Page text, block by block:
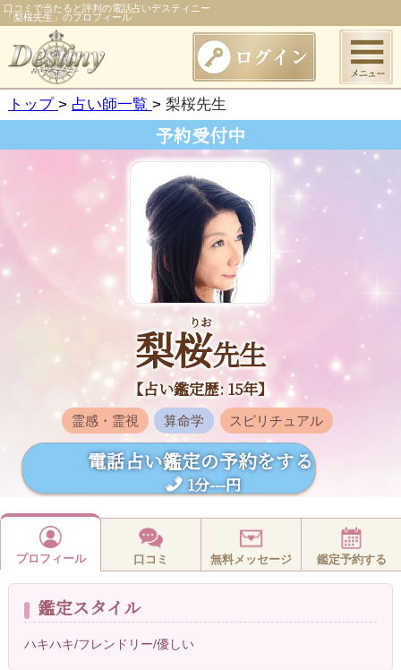
口コミで当たると評判の電話占いデスティニー
「梨桜先生」のプロフィール
トップ 占い師一覧 梨桜先生
予約受付中
りお
梨桜先生
【占い鑑定歴: 15年】
霊感・霊視 算命学 スピリチュアル
電話占い鑑定の予約をする
1分---円
プロフィール 口コミ 無料メッセージ 鑑定予約する
鑑定スタイル
ハキハキ/フレンドリー/優しい